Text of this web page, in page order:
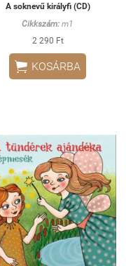
A soknevű királyfi (CD)
Cikkszám: m1
2 290 Ft
 KOSÁRBA